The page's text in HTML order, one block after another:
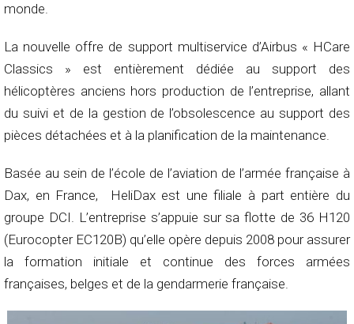
monde.
La nouvelle offre de support multiservice d’Airbus « HCare
Classics » est entièrement dédiée au support des
hélicoptères anciens hors production de l’entreprise, allant
du suivi et de la gestion de l’obsolescence au support des
pièces détachées et à la planification de la maintenance.
Basée au sein de l’école de l’aviation de l’armée française à
Dax, en France, HeliDax est une filiale à part entière du
groupe DCI. L’entreprise s’appuie sur sa flotte de 36 H120
(Eurocopter EC120B) qu’elle opère depuis 2008 pour assurer
la formation initiale et continue des forces armées
françaises, belges et de la gendarmerie française.